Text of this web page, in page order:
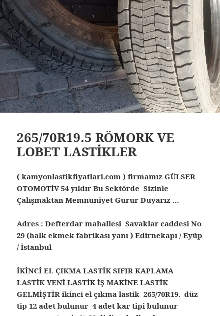
265/70R19.5 RÖMORK VE
LOBET LASTİKLER
( kamyonlastikfiyatlari.com ) firmamız GÜLSER
OTOMOTİV 54 yıldır Bu Sektörde Sizinle
Çalışmaktan Memnuniyet Gurur Duyarız …
Adres : Defterdar mahallesi Savaklar caddesi No
29 (halk ekmek fabrikası yanı ) Edirnekapı / Eyüp
/ İstanbul
İKİNCİ EL ÇIKMA LASTİK SIFIR KAPLAMA
LASTİK YENİ LASTİK İŞ MAKİNE LASTİK
GELMİŞTİR ikinci el çıkma lastik 265/70R19. düz
tip 12 adet bulunur 4 adet kar tipi bulunur